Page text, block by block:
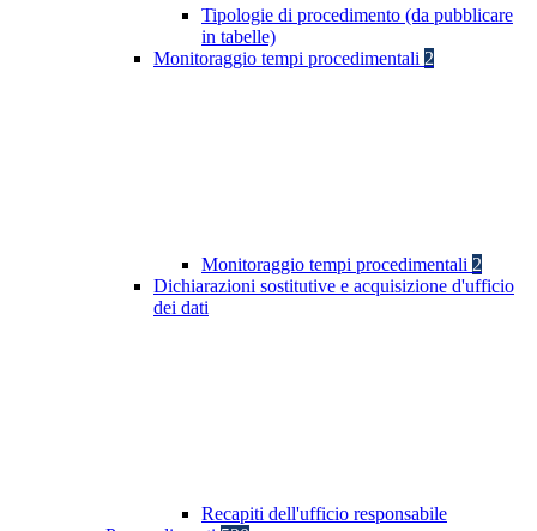
Tipologie di procedimento (da pubblicare
in tabelle)
Monitoraggio tempi procedimentali 2
Monitoraggio tempi procedimentali 2
Dichiarazioni sostitutive e acquisizione d'ufficio
dei dati
Recapiti dell'ufficio responsabile